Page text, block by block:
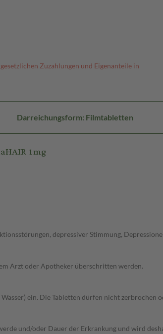
Zuzahlungen und Eigenanteile in
Darreichungsform: Filmtabletten
1mg
depressiver Stimmung,
Arzt oder Apotheker überschritten werden.
ein. Die Tabletten dürfen nicht zerbrochen
und/oder Dauer der Erkrankung und wird